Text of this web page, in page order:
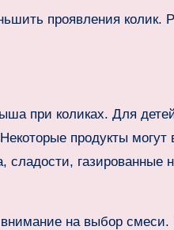
проявления колик.
при коликах. Для
продукты
сладости, газированные
на выбор смеси.